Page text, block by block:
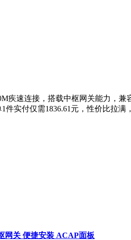
疾速连接，搭载中枢网关能力，
实付仅需1836.61元，性价比拉满
网关 便捷安装 ACAP面板